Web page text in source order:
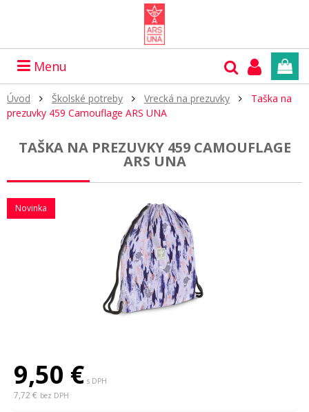
Menu
Úvod Školské potreby Vrecká na prezuvky
Taška na
prezuvky 459 Camouflage ARS UNA
TAŠKA NA PREZUVKY 459 CAMOUFLAGE
ARS UNA
Novinka
9,50 € s DPH
7,72 € bez DPH